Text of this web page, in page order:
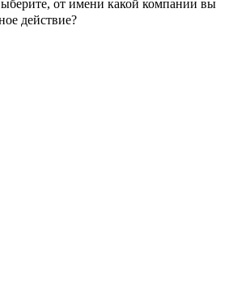
от имени какой компании вы
действие?